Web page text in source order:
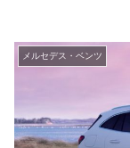
メルセデス・ベンツ